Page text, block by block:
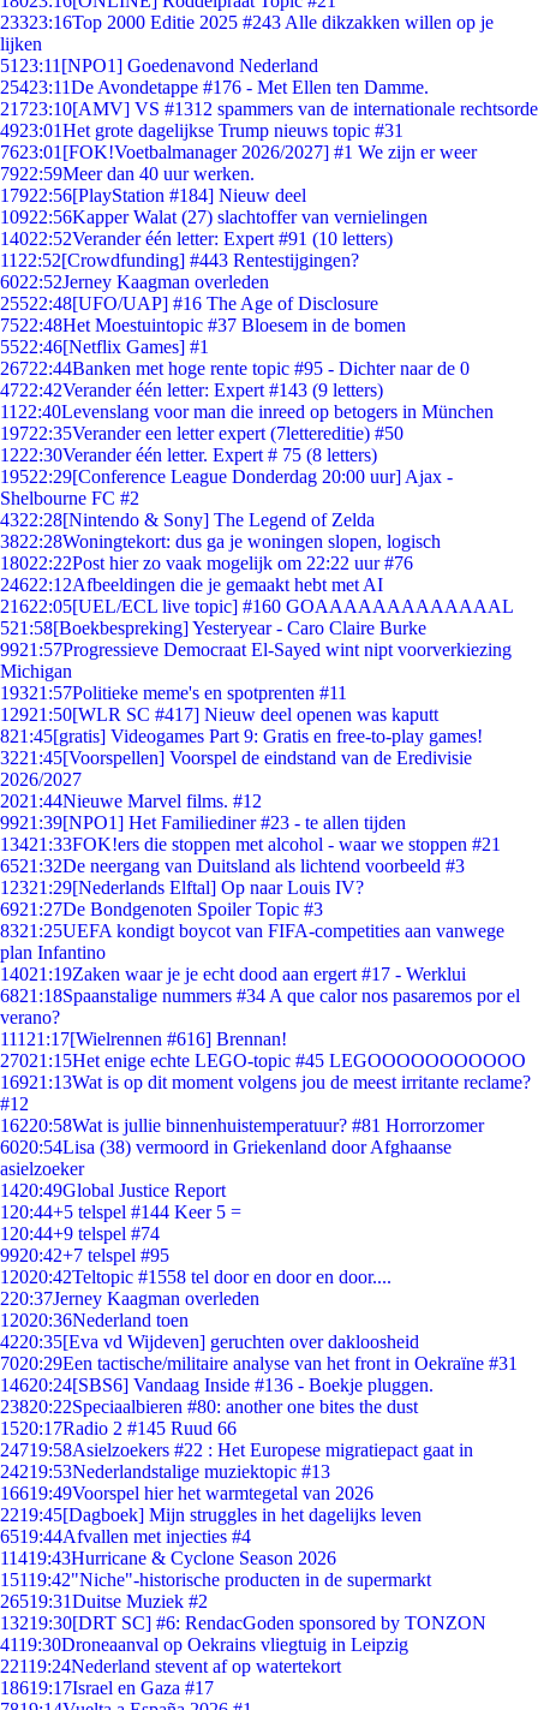
23323:16Top 2000 Editie 2025 #243 Alle dikzakken willen op je
lijken
51 23:11 [NPO1] Goedenavond Nederland
25423:11De Avondetappe #176 - Met Ellen ten Damme.
21723:10[AMV] VS #1312 spammers van de internationale rechtsorde
4923:01Het grote dagelijkse Trump nieuws topic #31
7623:01 [FOK!Voetbalmanager 2026/2027] #1 We zijn er weer
7922:59Meer dan 40 uur werken.
17922:56[PlayStation #184] Nieuw deel
10922:56Kapper Walat (27) slachtoffer van vernielingen
14022:52Verander één letter: Expert #91 (10 letters)
11 22:52[Crowdfunding] #443 Rentestijgingen?
6022:52Jerney Kaagman overleden
25522:48[UFO/UAP] #16 The Age of Disclosure
7522:48Het Moestuintopic #37 Bloesem in de bomen
5522:46[Netflix Games] #1
26722:44Banken met hoge rente topic #95 - Dichter naar de 0
4722:42Verander één letter: Expert #143 (9 letters)
11 22:40Levenslang voor man die inreed op betogers in München
19722:35Verander een letter expert (7lettereditie) #50
1222:30Verander één letter. Expert # 75 (8 letters)
19522:29[Conference League Donderdag 20:00 uur] Ajax -
Shelbourne FC #2
4322:28[Nintendo & Sony] The Legend of Zelda
3822:28Woningtekort: dus ga je woningen slopen, logisch
18022:22Post hier zo vaak mogelijk om 22:22 uur #76
24622:12Afbeeldingen die je gemaakt hebt met AI
21622:05[UEL/ECL live topic] #160 GOAAAAAAAAAAAAAL
521:58[Boekbespreking] Yesteryear - Caro Claire Burke
9921:57Progressieve Democraat El-Sayed wint nipt voorverkiezing
Michigan
19321:57Politieke meme's en spotprenten #11
12921:50[WLR SC #417] Nieuw deel openen was kaputt
821:45[gratis] Videogames Part 9: Gratis en free-to-play games!
3221:45[Voorspellen] Voorspel de eindstand van de Eredivisie
2026/2027
2021:44Nieuwe Marvel films. #12
9921:39[NPO1] Het Familiediner #23 - te allen tijden
13421:33FOK!ers die stoppen met alcohol - waar we stoppen #21
6521:32De neergang van Duitsland als lichtend voorbeeld #3
12321:29[Nederlands Elftal] Op naar Louis IV?
6921:27De Bondgenoten Spoiler Topic #3
8321:25UEFA kondigt boycot van FIFA-competities aan vanwege
plan Infantino
14021:19Zaken waar je je echt dood aan ergert #17 - Werklui
6821:18Spaanstalige nummers #34 A que calor nos pasaremos por el
verano?
111 21:17[Wielrennen #616] Brennan!
27021:15Het enige echte LEGO-topic #45 LEGOOOOOOOOOOO
16921:13Wat is op dit moment volgens jou de meest irritante reclame?
#12
16220:58Wat is jullie binnenhuistemperatuur? #81 Horrorzomer
6020:54Lisa (38) vermoord in Griekenland door Afghaanse
asielzoeker
1420:49Global Justice Report
1 20:44+5 telspel #144 Keer 5 =
1 20:44+9 telspel #74
9920:42+7 telspel #95
12020:42Teltopic #1558 tel door en door en door....
220:37Jerney Kaagman overleden
12020:36Nederland toen
4220:35[Eva vd Wijdeven] geruchten over dakloosheid
7020:29Een tactische/militaire analyse van het front in Oekraïne #31
14620:24[SBS6] Vandaag Inside #136 - Boekje pluggen.
23820:22Speciaalbieren #80: another one bites the dust
1520:17Radio 2 #145 Ruud 66
24719:58Asielzoekers #22 : Het Europese migratiepact gaat in
24219:53Nederlandstalige muziektopic #13
16619:49Voorspel hier het warmtegetal van 2026
2219:45[Dagboek] Mijn struggles in het dagelijks leven
6519:44Afvallen met injecties #4
11419:43Hurricane & Cyclone Season 2026
15119:42"Niche"-historische producten in de supermarkt
26519:31Duitse Muziek #2
13219:30[DRT SC] #6: RendacGoden sponsored by TONZON
4119:30Droneaanval op Oekrains vliegtuig in Leipzig
22119:24Nederland stevent af op watertekort
18619:17Israel en Gaza #17